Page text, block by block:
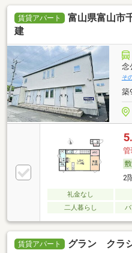
賃貸アパート
富山県富山市
建
念
そ
築
管
2
礼金なし
二人暮らし
賃貸アパート グラン クラ